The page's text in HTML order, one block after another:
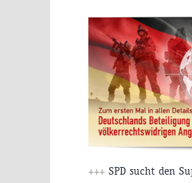
+++ SPD sucht den